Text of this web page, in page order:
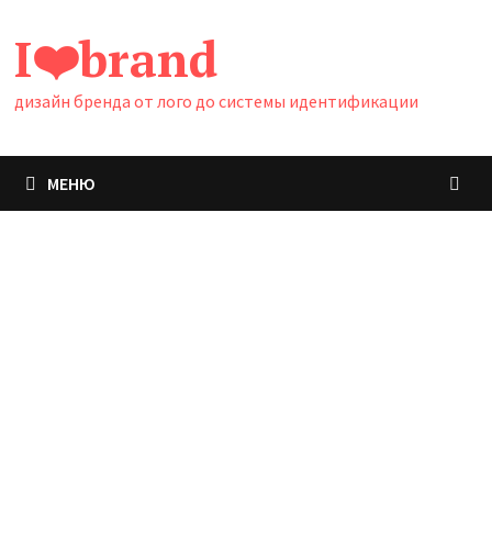
содержимому
I❤️brand
дизайн бренда от лого до системы идентификации
МЕНЮ